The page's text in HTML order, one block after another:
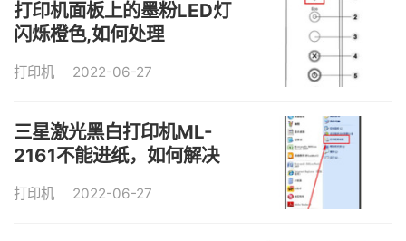
打印机面板上的墨粉LED灯
闪烁橙色,如何处理
打印机 2022-06-27
三星激光黑白打印机ML-
2161不能进纸，如何解决
打印机 2022-06-27